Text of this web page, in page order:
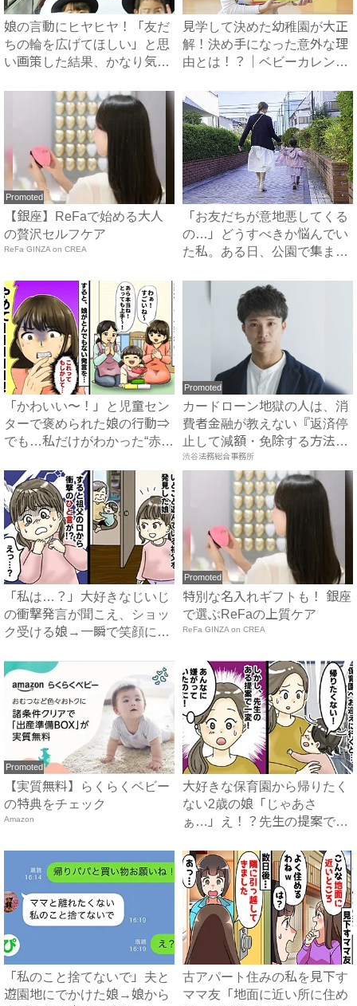
娘の言動にヒヤヒヤ！「友だ
ちの輪を広げてほしい」と思
い画策した結果、かなり気ま
見学して決めた幼稚園が大正
解！決め手になった意外な理
由とは！？｜ベビーカレンダ
Promoted
【銀座】ReFaで始める大人
の贅沢セルフケア
ReFa GINZA on CREA
「お友だちが意地悪してくる
の…」どうすべきか悩んでい
た私。ある日、公園で集まる
「かわいい〜！」と児童セン
ターで褒められた娘の行動⇒
でも…私だけがわかった“赤
Promoted
カードローン地獄の人は、消
費者金融が教えない『返済停
止して減額・免除する方法』
で...
渋谷法務総合事務所
「私は…？」大好きなじいじ
の衝撃発言が聞こえ、ショッ
ク受ける娘→一瞬で笑顔に変
Promoted
特別な名入れギフトも！ 銀座
で選ぶReFaの上質ケア
ReFa GINZA on CREA
Promoted
【実質無料】らくらくベビー
の特典をチェック
Amazon
大好きな保育園から帰りたく
ない2歳の娘「じゃあさ
ぁ…」え！？先生の提案でス
「私のこと捨てないで」夫と
遊園地にでかけた娘→娘から
古アパート住みの私を見下す
ママ友「地面に近い所に住め